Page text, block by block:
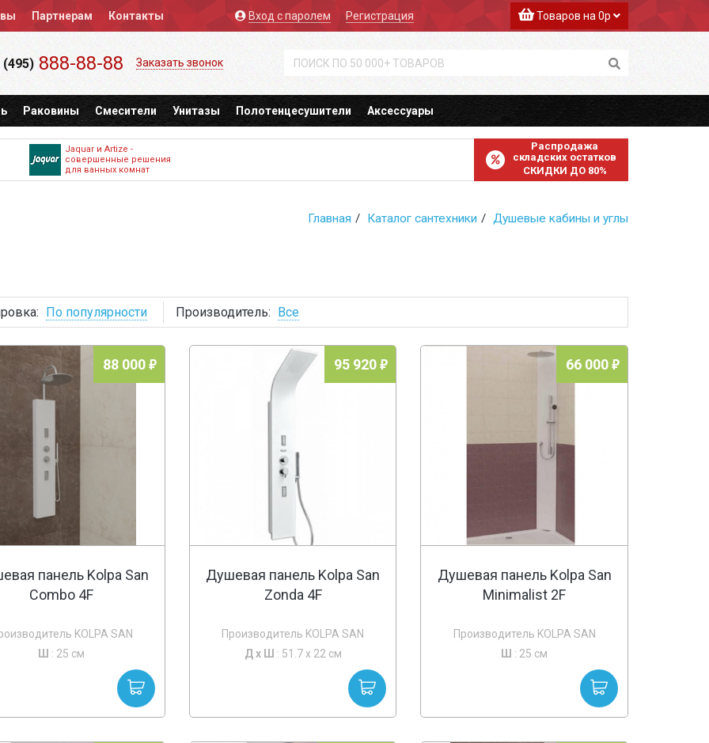
Партнерам Контакты Вход с паролем Регистрация Товаров на 0р
(495) 888-88-88 Заказать звонок
Раковины Смесители Унитазы Полотенцесушители Аксессуары
Распродажа
складских остатков
СКИДКИ ДО 80%
Jaquar и Artize -
совершенные решения
для ванных комнат
Главная Каталог сантехники Душевые кабины и углы
По популярности Производитель: Все
88 000
панель Kolpa San
Combo 4F
KOLPA SAN
Ш : 25 см
95 920
Душевая панель Kolpa San
Zonda 4F
Производитель KOLPA SAN
Д х Ш : 51.7 x 22 см
66 000
Душевая панель Kolpa San
Minimalist 2F
Производитель KOLPA SAN
Ш : 25 см